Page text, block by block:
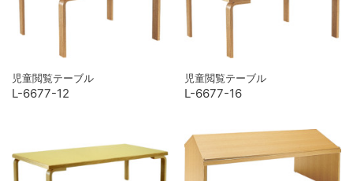
児童閲覧テーブル
L-6677-12
児童閲覧テーブル
L-6677-16